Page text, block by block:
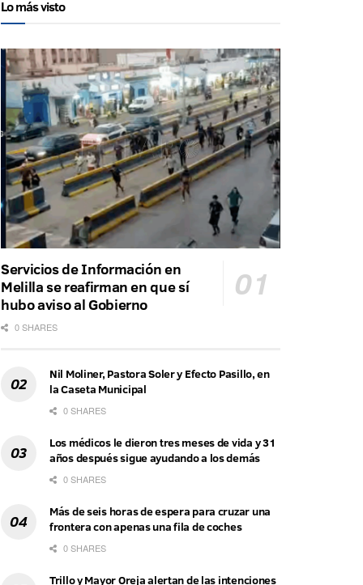
Lo más visto
Servicios de Información en
Melilla se reafirman en que sí
hubo aviso al Gobierno
0 SHARES
Nil Moliner, Pastora Soler y Efecto Pasillo, en
la Caseta Municipal
0 SHARES
Los médicos le dieron tres meses de vida y 31
años después sigue ayudando a los demás
0 SHARES
Más de seis horas de espera para cruzar una
frontera con apenas una fila de coches
0 SHARES
Trillo y Mayor Oreja alertan de las intenciones